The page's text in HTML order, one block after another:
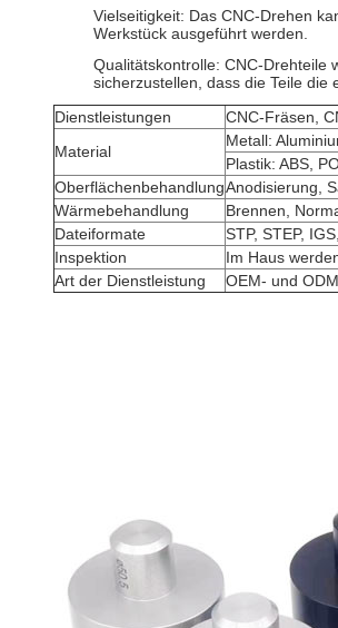
Vielseitigkeit: Das CNC-Drehen
Werkstück ausgeführt werden.
Qualitätskontrolle: CNC-Drehteile
sicherzustellen, dass die Teile die
Dienstleistungen
CNC-Fräsen,
Material
Metall:
Plastik: ABS,
OberflächenbehandlungAnodisierung,
Wärmebehandlung
Brennen,
Dateiformate
STP, STEP,
Inspektion
Im Haus
Art der Dienstleistung
OEM- und